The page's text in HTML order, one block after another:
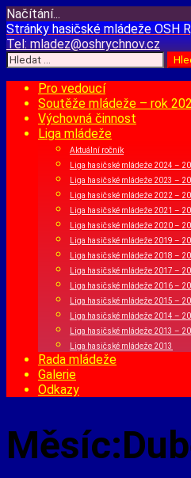
Načítání...
Přejít
k
obsahu
webu
Stránky hasičské mládežeOSH
Tel:mladez@oshrychnov.cz
Vyhledávání
Pro vedoucí
Soutěže mládeže – rok
Výchovná činnost
Liga mládeže
Aktuální ročník
Liga hasičské mládeže 2024 –
Liga hasičské mládeže 2023 –
Liga hasičské mládeže 2022 –
Liga hasičské mládeže 2021 –
Liga hasičské mládeže 2020 –
Liga hasičské mládeže 2019 –
Liga hasičské mládeže 2018 –
Liga hasičské mládeže 2017 –
Liga hasičské mládeže 2016 –
Liga hasičské mládeže 2015 –
Liga hasičské mládeže 2014 –
Liga hasičské mládeže 2013 –
Liga hasičské mládeže 2013
Rada mládeže
Galerie
Odkazy
Měsíc: